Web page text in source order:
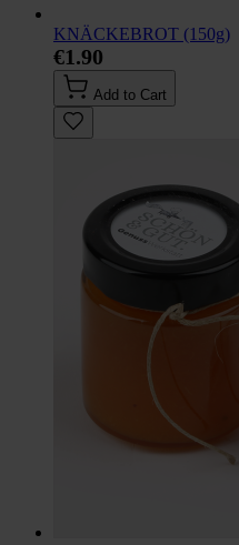
KNÄCKEBROT (150g)
€1.90
Add to Cart